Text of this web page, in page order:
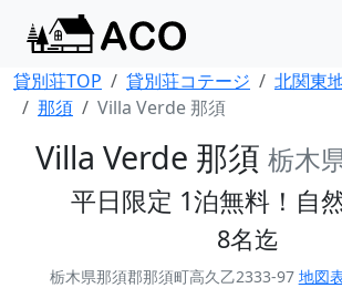
貸別荘TOP 貸別荘コテージ 北関東
那須
Villa Verde 那須
Villa Verde 那須 栃木
平日限定 1泊無料！自
8名迄
栃木県那須郡那須町高久乙2333-97 地図